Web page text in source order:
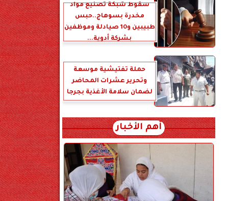
سقوط شبكة تصنيع مواد
مخدرة بسوهاج..حبس
طبيبين و10 صيادلة وموظفين
بشركة أدوية...
حملة تفتيشية موسعة
وتحرير عشرات المحاضر
لضمان سلامة الأغذية بجرجا
أهم الأخبار